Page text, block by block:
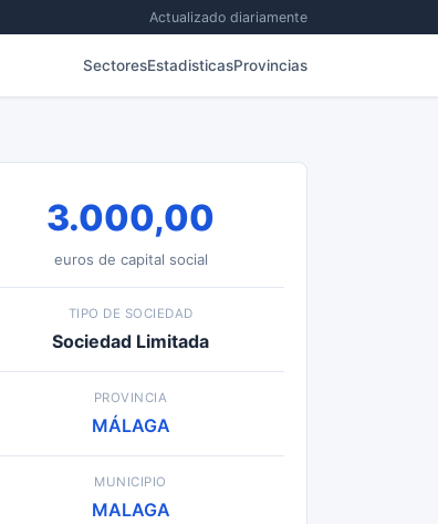
Actualizado diariamente
SectoresEstadisticasProvincias
3.000,00
euros de capital social
TIPO DE SOCIEDAD
Sociedad Limitada
PROVINCIA
MÁLAGA
MUNICIPIO
MALAGA